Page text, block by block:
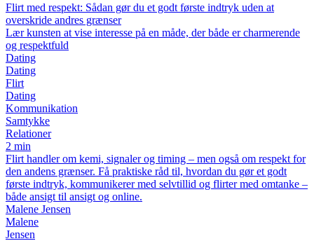
Flirt med respekt: Sådan gør du et godt første indtryk uden at
overskride andres grænser
Lær kunsten at vise interesse på en måde, der både er charmerende
og respektfuld
Dating
Dating
Flirt
Dating
Kommunikation
Samtykke
Relationer
2 min
Flirt handler om kemi, signaler og timing – men også om respekt for
den andens grænser. Få praktiske råd til, hvordan du gør et godt
første indtryk, kommunikerer med selvtillid og flirter med omtanke –
både ansigt til ansigt og online.
Malene Jensen
Malene
Jensen